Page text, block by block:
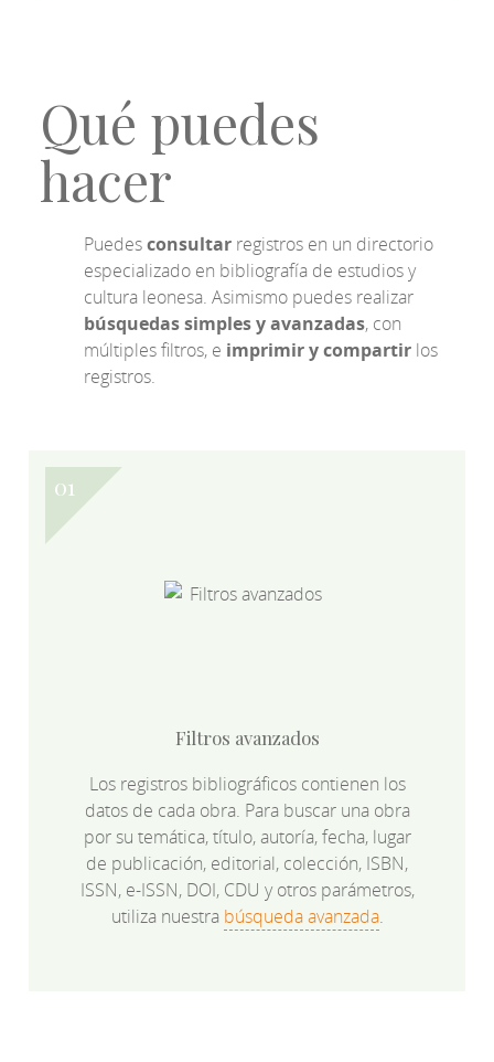
Qué puedes
hacer
Puedesconsultar registros en un directorio
especializado en bibliografía de estudios y
cultura leonesa. Asimismo puedes realizar
búsquedas simples y avanzadas, con
múltiples filtros, e imprimir y compartir los
registros.
Filtros avanzados
Los registros bibliográficos contienen los
datos de cada obra. Para buscar una obra
por su temática, título, autoría, fecha, lugar
de publicación, editorial, colección, ISBN,
ISSN, e-ISSN, DOI, CDU y otros parámetros,
utiliza nuestra búsqueda avanzada.